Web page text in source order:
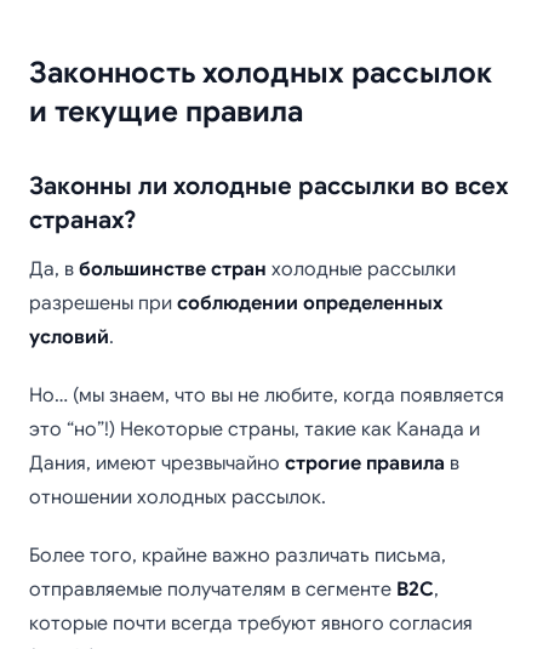
Законность холодных рассылок
и текущие правила
Законны ли холодные рассылки во всех
странах?
Да, в большинстве стран холодные рассылки
разрешены при соблюдении определенных
условий.
Но… (мы знаем, что вы не любите, когда появляется
это “но”!) Некоторые страны, такие как Канада и
Дания, имеют чрезвычайно строгие правила в
отношении холодных рассылок.
Более того, крайне важно различать письма,
отправляемые получателям в сегменте B2C,
которые почти всегда требуют явного согласия